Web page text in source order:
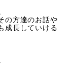
の方達のお話や
成長していける